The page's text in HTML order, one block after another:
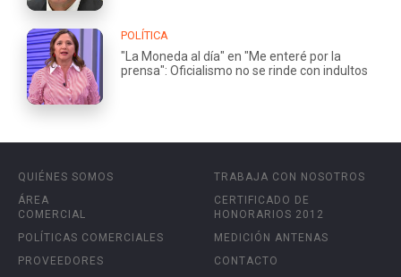
POLÍTICA
"La Moneda al día" en "Me enteré por la
prensa": Oficialismo no se rinde con indultos
QUIÉNES SOMOS
ÁREA
COMERCIAL
POLÍTICAS COMERCIALES
PROVEEDORES
TRABAJA CON NOSOTROS
CERTIFICADO DE
HONORARIOS 2012
MEDICIÓN ANTENAS
CONTACTO